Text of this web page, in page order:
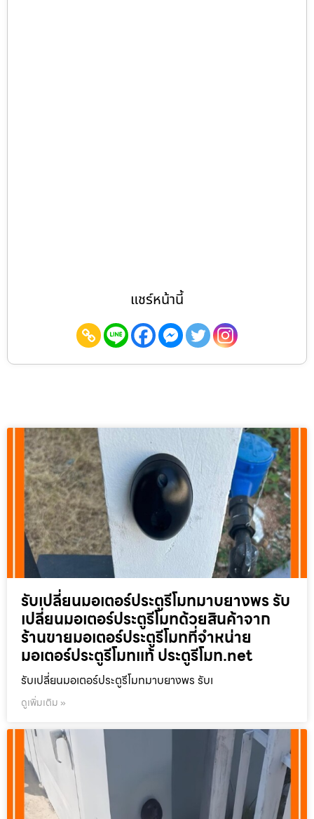
แชร์หน้านี้
รับเปลี่ยนมอเตอร์ประตูรีโมทมาบยางพร รับ
เปลี่ยนมอเตอร์ประตูรีโมทด้วยสินค้าจาก
ร้านขายมอเตอร์ประตูรีโมทที่จำหน่าย
มอเตอร์ประตูรีโมทแท้ ประตูรีโมท.net
รับเปลี่ยนมอเตอร์ประตูรีโมทมาบยางพร รับเ
ดูเพิ่มเติม »